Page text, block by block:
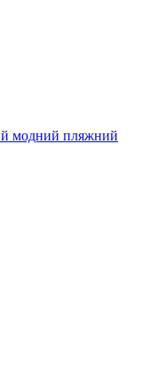
модний пляжний